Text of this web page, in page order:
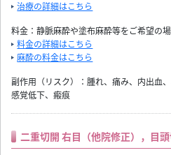
治療の詳細はこちら
料金：静脈麻酔や塗布麻酔等をご希望の
料金の詳細はこちら
麻酔の料金はこちら
副作用（リスク）：腫れ、痛み、内出血
感覚低下、瘢痕
二重切開 右目（他院修正），目